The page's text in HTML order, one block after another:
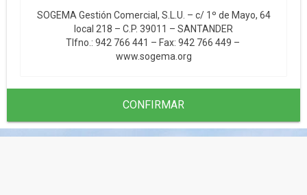
SOGEMA Gestión Comercial, S.L.U. – c/ 1º de Mayo, 64
local 218 – C.P. 39011 – SANTANDER
Tlfno.: 942 766 441 – Fax: 942 766 449 –
www.sogema.org
CONFIRMAR